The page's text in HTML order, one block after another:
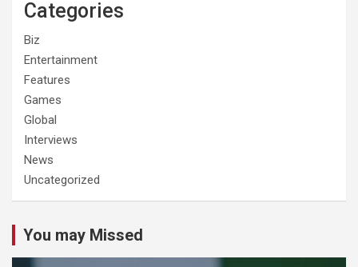
Categories
Biz
Entertainment
Features
Games
Global
Interviews
News
Uncategorized
You may Missed